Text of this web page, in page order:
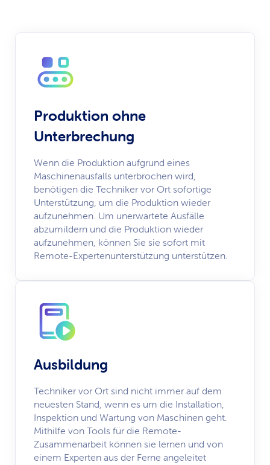
Produktion ohne
Unterbrechung
Wenn die Produktion aufgrund eines
Maschinenausfalls unterbrochen wird,
benötigen die Techniker vor Ort sofortige
Unterstützung, um die Produktion wieder
aufzunehmen. Um unerwartete Ausfälle
abzumildern und die Produktion wieder
aufzunehmen, können Sie sie sofort mit
Remote-Expertenunterstützung unterstützen.
Ausbildung
Techniker vor Ort sind nicht immer auf dem
neuesten Stand, wenn es um die Installation,
Inspektion und Wartung von Maschinen geht.
Mithilfe von Tools für die Remote-
Zusammenarbeit können sie lernen und von
einem Experten aus der Ferne angeleitet